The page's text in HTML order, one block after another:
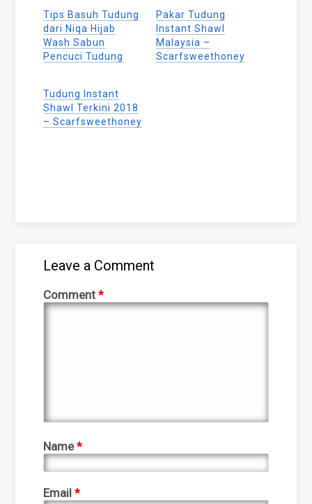
(Opens
in
new
window)
(Opens
in
new
window)
(Opens
in
window)
Tips Basuh Tudung
dari Niqa Hijab
Wash Sabun
Pencuci Tudung
Pakar Tudung
Instant Shawl
Malaysia –
Scarfsweethoney
Tudung Instant
Shawl Terkini 2018
– Scarfsweethoney
Leave a Comment
Comment*
Name*
Email*